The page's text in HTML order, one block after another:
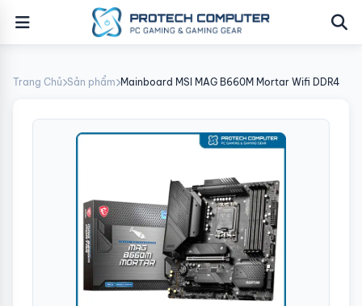
Trang Chủ Sản phẩm Mainboard MSI MAG B660M Mortar Wifi DDR4